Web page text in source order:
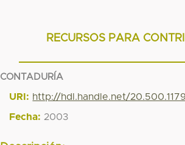
RECURSOS PARA
CONTADURÍA
URI: http://hdl.handle.net/
Fecha: 2003